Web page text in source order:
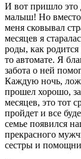
И вот пришло это
малыш! Но вместо
меня сковывал
месяцев я
роды, как
то автомате. Я
забота о ней
Каждую ночь,
прошел хорошо,
месяцев, это тот
пройдет и все
семье появился
прекрасного
сестры и